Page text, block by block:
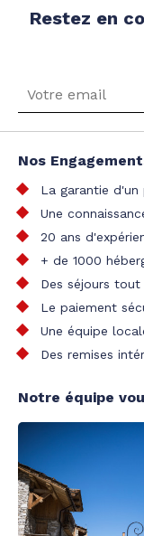
Restez en
Nos
La garantie
Une
20 ans
+ de 1000
Des séjours
Le paiement
Une équipe
Des remises
Notre équipe